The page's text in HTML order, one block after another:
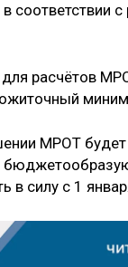
соответствии
расчётов
МРОТ будет
в силу с 1